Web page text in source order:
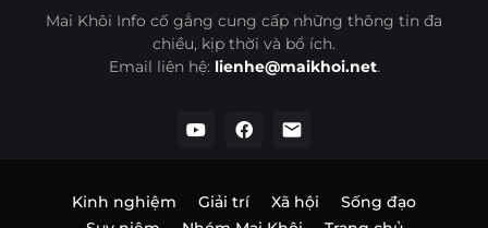
Mai Khôi Info cố gắng cung cấp những thông tin đa
chiều, kịp thời và bổ ích.
Email liên hệ: lienhe@maikhoi.net.
Kinh nghiệm Giải trí Xã hội
Sống đạo